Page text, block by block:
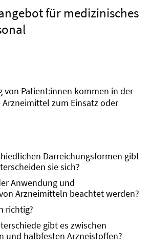
für medizinisches
von Patient:innen kommen in der
Arzneimittel zum Einsatz oder
Darreichungsformen gibt
sie sich?
Anwendung und
Arzneimitteln beachtet werden?
richtig?
gibt es zwischen
und halbfesten Arzneistoffen?